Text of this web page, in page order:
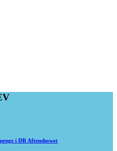
i DR Aftenshowet